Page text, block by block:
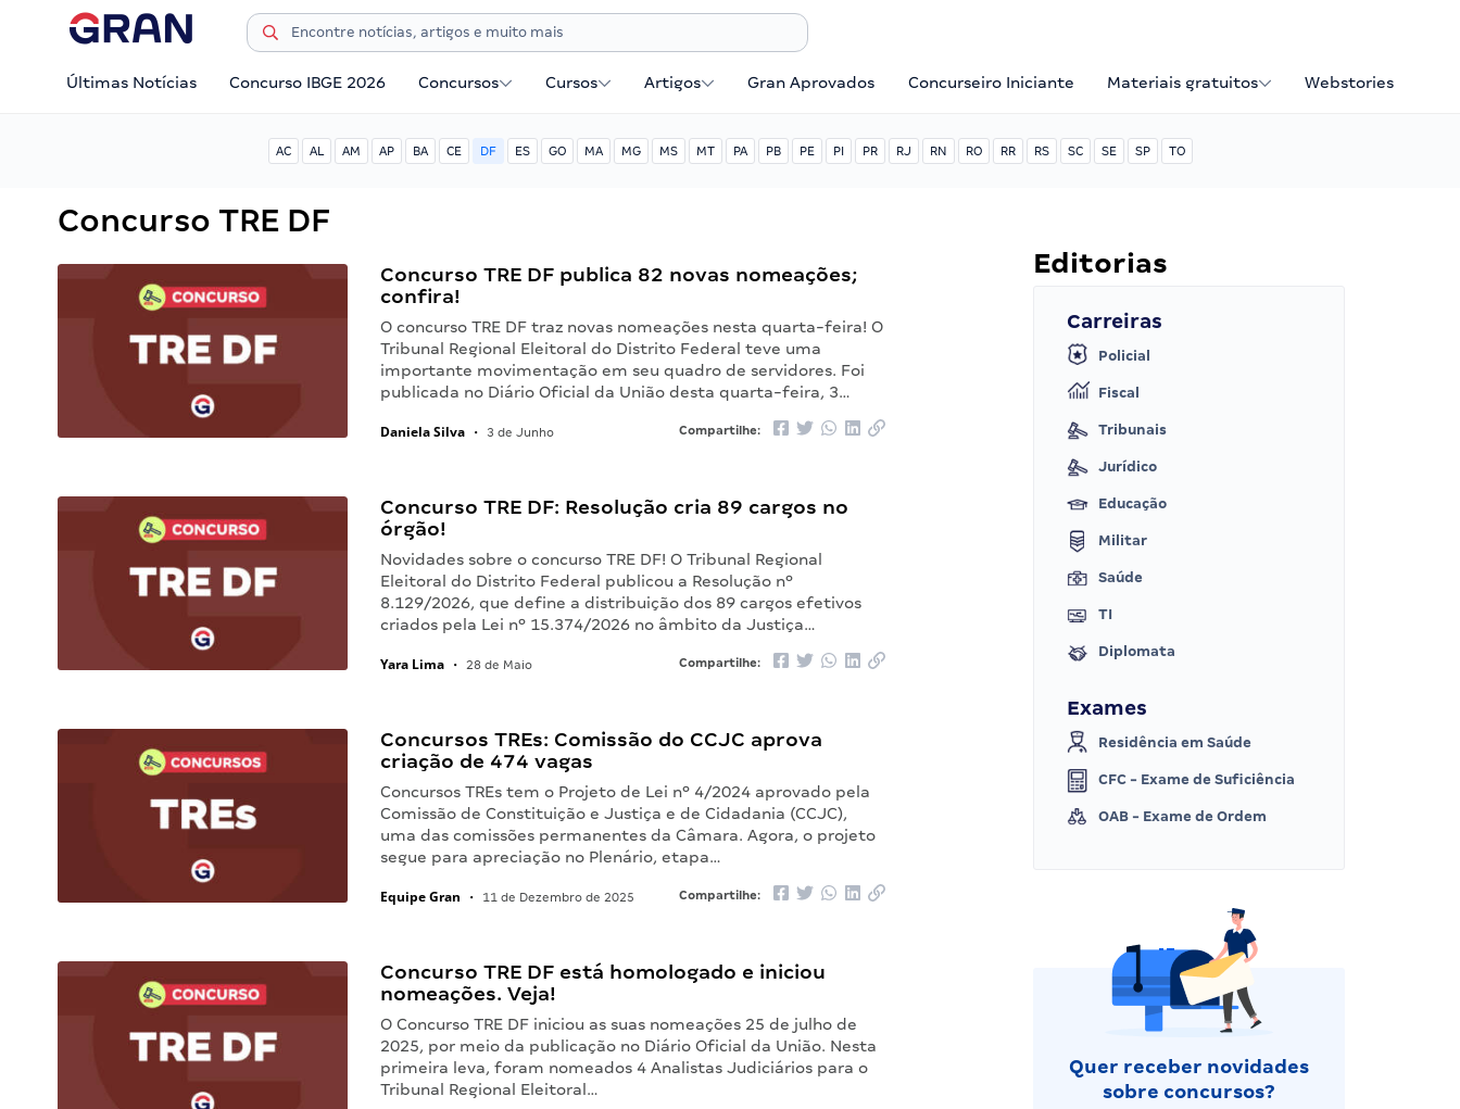
Últimas Notícias Concurso IBGE 2026 Concursos Cursos Artigos Gran Aprovados Concurseiro Iniciante Materiais gratuitos Webstories
AC AL AM AP BA CE DF ES GO MA MG MS MT PA PB PE PI PR RJ RN RO RR RS SC SE SP TO
Concurso TRE DF
Concurso TRE DF publica 82 novas nomeações;
confira!
O concurso TRE DF traz novas nomeações nesta quarta-feira! O
Tribunal Regional Eleitoral do Distrito Federal teve uma
importante movimentação em seu quadro de servidores. Foi
publicada no Diário Oficial da União desta quarta-feira, 3…
Daniela Silva • 3 de Junho Compartilhe:
Concurso TRE DF: Resolução cria 89 cargos no
órgão!
Novidades sobre o concurso TRE DF! O Tribunal Regional
Eleitoral do Distrito Federal publicou a Resolução nº
8.129/2026, que define a distribuição dos 89 cargos efetivos
criados pela Lei nº 15.374/2026 no âmbito da Justiça…
Yara Lima • 28 de Maio Compartilhe:
Concursos TREs: Comissão do CCJC aprova
criação de 474 vagas
Concursos TREs tem o Projeto de Lei nº 4/2024 aprovado pela
Comissão de Constituição e Justiça e de Cidadania (CCJC),
uma das comissões permanentes da Câmara. Agora, o projeto
segue para apreciação no Plenário, etapa…
Equipe Gran • 11 de Dezembro de 2025 Compartilhe:
Concurso TRE DF está homologado e iniciou
nomeações. Veja!
O Concurso TRE DF iniciou as suas nomeações 25 de julho de
2025, por meio da publicação no Diário Oficial da União. Nesta
primeira leva, foram nomeados 4 Analistas Judiciários para o
Tribunal Regional Eleitoral…
Editorias
Carreiras
Policial
Fiscal
Tribunais
Jurídico
Educação
Militar
Saúde
TI
Diplomata
Exames
Residência em Saúde
CFC - Exame de Suficiência
OAB - Exame de Ordem
Quer receber novidades
sobre concursos?